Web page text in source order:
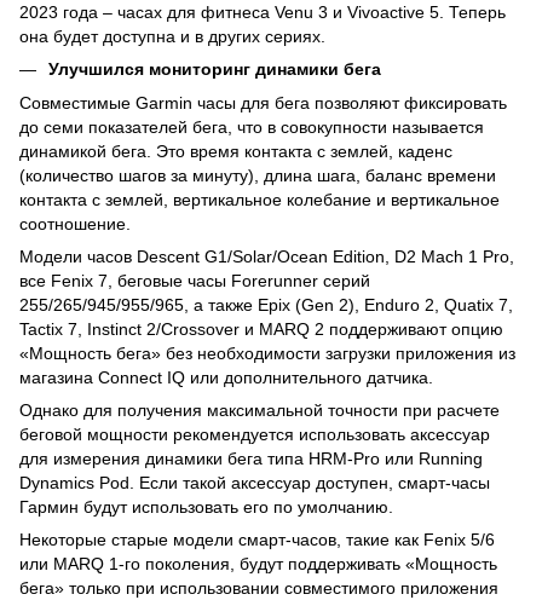
2023 года – часах для фитнеса Venu 3 и Vivoactive 5. Теперь
она будет доступна и в других сериях.
Улучшился мониторинг динамики бега
Совместимые Garmin часы для бега позволяют фиксировать
до семи показателей бега, что в совокупности называется
динамикой бега. Это время контакта с землей, каденс
(количество шагов за минуту), длина шага, баланс времени
контакта с землей, вертикальное колебание и вертикальное
соотношение.
Модели часов Descent G1/Solar/Ocean Edition, D2 Mach 1 Pro,
все Fenix 7, беговые часы Forerunner серий
255/265/945/955/965, а также Epix (Gen 2), Enduro 2, Quatix 7,
Tactix 7, Instinct 2/Crossover и MARQ 2 поддерживают опцию
«Мощность бега» без необходимости загрузки приложения из
магазина Connect IQ или дополнительного датчика
Однако для получения максимальной точности при расчете
беговой мощности рекомендуется использовать аксессуар
для измерения динамики бега типа HRM-Pro или Running
Dynamics Pod. Если такой аксессуар доступен, смарт-часы
Гармин будут использовать его по умолчанию.
Некоторые старые модели смарт-часов, такие как Fenix 5/6
или MARQ 1-го поколения, будут поддерживать «Мощность
бега» только при использовании совместимого приложения